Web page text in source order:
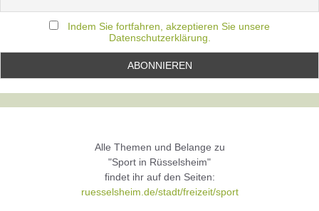
Indem Sie fortfahren, akzeptieren Sie unsere
Datenschutzerklärung.
Alle Themen und Belange zu
"Sport in Rüsselsheim"
findet ihr auf den Seiten:
ruesselsheim.de/stadt/freizeit/sport